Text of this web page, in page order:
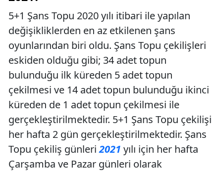
5+1 Şans Topu 2020 yılı itibari ile yapılan
değişikliklerden en az etkilenen şans
oyunlarından biri oldu. Şans Topu çekilişleri
eskiden olduğu gibi; 34 adet topun
bulunduğu ilk küreden 5 adet topun
çekilmesi ve 14 adet topun bulunduğu ikinci
küreden de 1 adet topun çekilmesi ile
gerçekleştirilmektedir. 5+1 Şans Topu çekilişi
her hafta 2 gün gerçekleştirilmektedir. Şans
Topu çekiliş günleri2021 yılı için her hafta
Çarşamba ve Pazar günleri olarak